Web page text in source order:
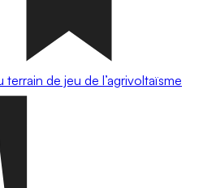
de jeu de l’agrivoltaïsme